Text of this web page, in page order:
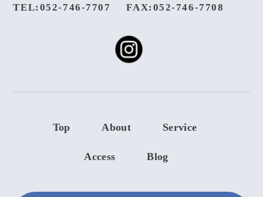
TEL:052-746-7707 FAX:052-746-7708
Top About Service
Access Blog